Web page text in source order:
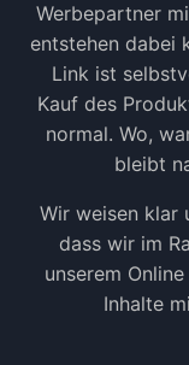
Werbepartner
entstehen dabei
Link ist
Kauf des
normal. Wo,
bleibt
Wir weisen klar
dass wir im
unserem
Inhalte